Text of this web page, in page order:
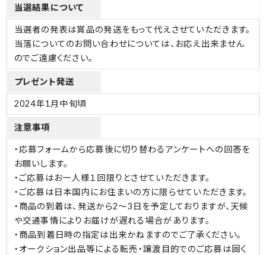
当選結果について
当選者の発表は賞品の発送をもって代えさせていただきます。
当落についてのお問い合わせについては、お応え出来ません
のでご遠慮ください。
プレゼント発送
2024年1月中旬頃
注意事項
・応募フォームから応募後に切り替わるアンケートへの回答を
お願いします。
・ご応募はお一人様１回限りとさせていただきます。
・ご応募は日本国内にお住まいの方に限らせていただきます。
・商品の到着は、発送から2～3日を予定しておりますが、天候
や交通事情によりお届けが遅れる場合があります。
・商品到着日時の指定は出来かねますのでご了承ください。
・オークション出品等による転売・譲渡目的でのご応募は固く